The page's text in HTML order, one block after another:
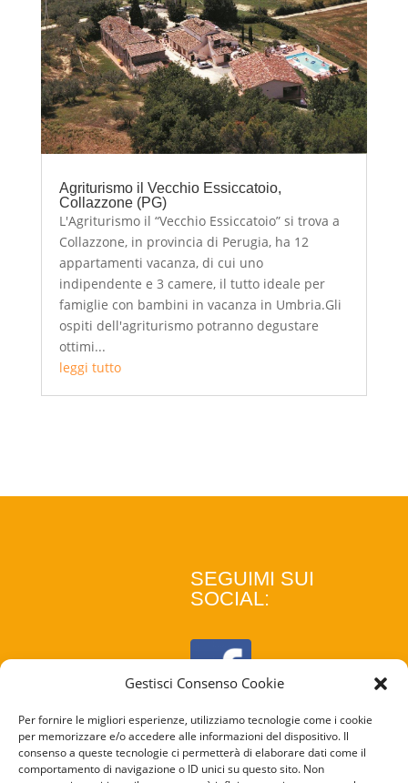
Gestisci Consenso Cookie
Per fornire le migliori esperienze, utilizziamo tecnologie come i cookie
per memorizzare e/o accedere alle informazioni del dispositivo. Il
consenso a queste tecnologie ci permetterà di elaborare dati come il
comportamento di navigazione o ID unici su questo sito. Non
Agriturismo il Vecchio Essiccatoio,
Collazzone (PG)
L'Agriturismo il “Vecchio Essiccatoio” si trova a
Collazzone, in provincia di Perugia, ha 12
appartamenti vacanza, di cui uno
indipendente e 3 camere, il tutto ideale per
famiglie con bambini in vacanza in Umbria.Gli
ospiti dell'agriturismo potranno degustare
ottimi...
leggi tutto
SEGUIMI SUI
SOCIAL: